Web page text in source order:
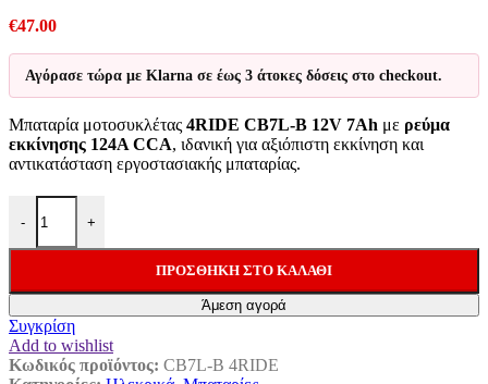
€47.00
Αγόρασε τώρα με Klarna σε έως 3 άτοκες δόσεις στο checkout.
Μπαταρία μοτοσυκλέτας 4RIDE CB7L-B 12V 7Ah με ρεύμα
εκκίνησης 124A CCA, ιδανική για αξιόπιστη εκκίνηση και
αντικατάσταση εργοστασιακής μπαταρίας.
-
4RIDE CB7L-B Μπαταρία Μοτοσυκλέτας 12V 7Ah 124A CCA
+
ΠΡΟΣΘΉΚΗ ΣΤΟ ΚΑΛΆΘΙ
Άμεση αγορά
Συγκρίση
Add to wishlist
Κωδικός προϊόντος: CB7L-B 4RIDE